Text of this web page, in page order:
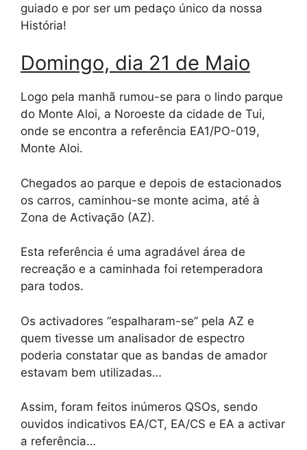
guiado e por ser um pedaço único da nossa
História!
Domingo, dia 21 de Maio
Logo pela manhã rumou-se para o lindo parque
do Monte Aloi, a Noroeste da cidade de Tui,
onde se encontra a referência EA1/PO-019,
Monte Aloi.
Chegados ao parque e depois de estacionados
os carros, caminhou-se monte acima, até à
Zona de Activação (AZ).
Esta referência é uma agradável área de
recreação e a caminhada foi retemperadora
para todos.
Os activadores “espalharam-se” pela AZ e
quem tivesse um analisador de espectro
poderia constatar que as bandas de amador
estavam bem utilizadas…
Assim, foram feitos inúmeros QSOs, sendo
ouvidos indicativos EA/CT, EA/CS e EA a activar
a referência…